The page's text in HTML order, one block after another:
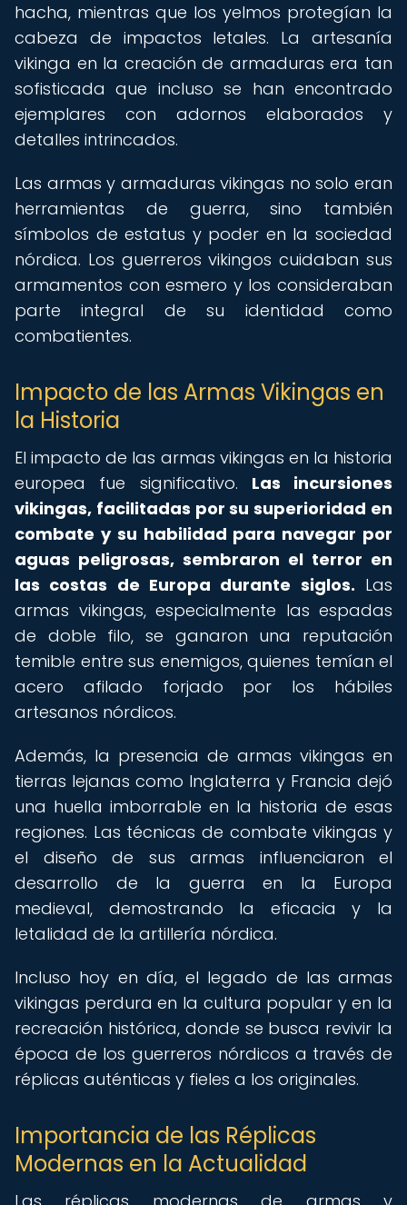
hacha, mientras que los yelmos protegían la
cabeza de impactos letales. La artesanía
vikinga en la creación de armaduras era tan
sofisticada que incluso se han encontrado
ejemplares con adornos elaborados y
detalles intrincados.
Las armas y armaduras vikingas no solo eran
herramientas de guerra, sino también
símbolos de estatus y poder en la sociedad
nórdica. Los guerreros vikingos cuidaban sus
armamentos con esmero y los consideraban
parte integral de su identidad como
combatientes.
Impacto de las Armas Vikingas en
la Historia
El impacto de las armas vikingas en la historia
europea fue significativo. Las incursiones
vikingas, facilitadas por su superioridad en
combate y su habilidad para navegar por
aguas peligrosas, sembraron el terror en
las costas de Europa durante siglos. Las
armas vikingas, especialmente las espadas
de doble filo, se ganaron una reputación
temible entre sus enemigos, quienes temían el
acero afilado forjado por los hábiles
artesanos nórdicos.
Además, la presencia de armas vikingas en
tierras lejanas como Inglaterra y Francia dejó
una huella imborrable en la historia de esas
regiones. Las técnicas de combate vikingas y
el diseño de sus armas influenciaron el
desarrollo de la guerra en la Europa
medieval, demostrando la eficacia y la
letalidad de la artillería nórdica.
Incluso hoy en día, el legado de las armas
vikingas perdura en la cultura popular y en la
recreación histórica, donde se busca revivir la
época de los guerreros nórdicos a través de
réplicas auténticas y fieles a los originales.
Importancia de las Réplicas
Modernas en la Actualidad